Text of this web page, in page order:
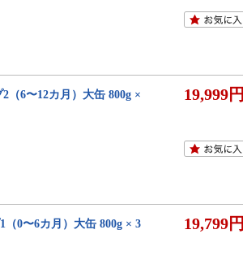
（6〜12カ月）大缶 800g ×
19,999円
0〜6カ月）大缶 800g × 3
19,799円